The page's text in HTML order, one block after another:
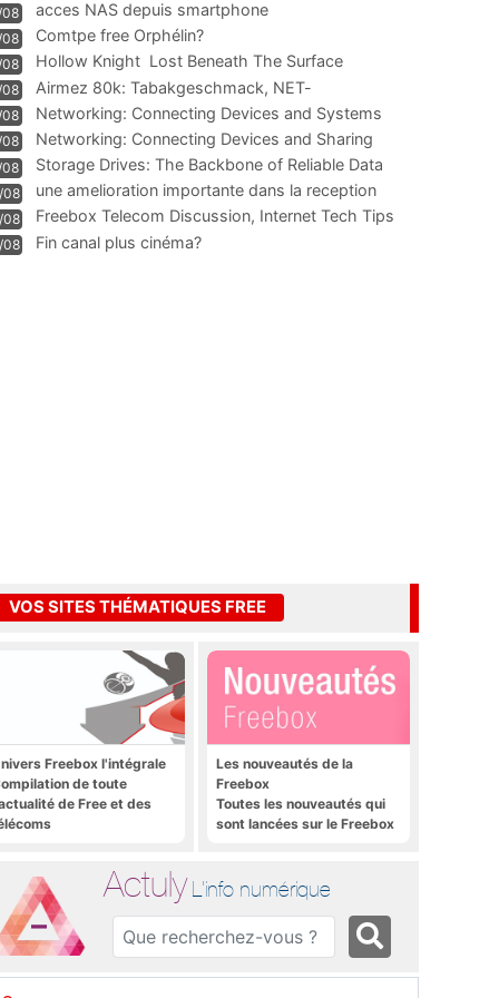
acces NAS depuis smartphone
Comtpe free Orphélin?
Hollow Knight  Lost Beneath The Surface
Airmez 80k: Tabakgeschmack, NET-
Technologie und Leistung im
Networking: Connecting Devices and Systems
Networking: Connecting Devices and Sharing
Information
Storage Drives: The Backbone of Reliable Data
Management
une amelioration importante dans la reception
WIFI
Freebox Telecom Discussion, Internet Tech Tips
Communi
Fin canal plus cinéma?
VOS SITES THÉMATIQUES FREE
Freebox l'intégrale
de toute
de Free et des
Les nouveautés de la
Freebox
Toutes les nouveautés qui
sont lancées sur le Freebox
Actuly L'info numérique